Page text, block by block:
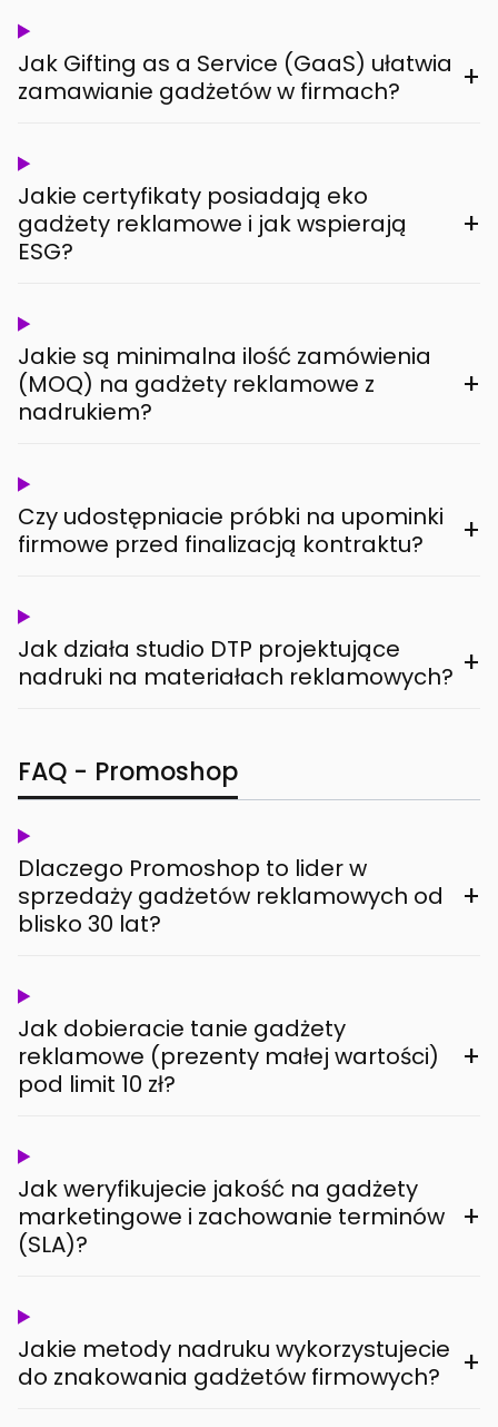
Jak Gifting as a Service (GaaS) ułatwia
zamawianie gadżetów w firmach?
+
Jakie certyfikaty posiadają eko
gadżety reklamowe i jak wspierają
ESG?
+
Jakie są minimalna ilość zamówienia
(MOQ) na gadżety reklamowe z
nadrukiem?
+
Czy udostępniacie próbki na upominki
firmowe przed finalizacją kontraktu?
+
Jak działa studio DTP projektujące
nadruki na materiałach reklamowych? +
FAQ - Promoshop
Dlaczego Promoshop to lider w
sprzedaży gadżetów reklamowych od
blisko 30 lat?
+
Jak dobieracie tanie gadżety
reklamowe (prezenty małej wartości)
pod limit 10 zł?
+
Jak weryfikujecie jakość na gadżety
marketingowe i zachowanie terminów
(SLA)?
+
Jakie metody nadruku wykorzystujecie
do znakowania gadżetów firmowych?
+